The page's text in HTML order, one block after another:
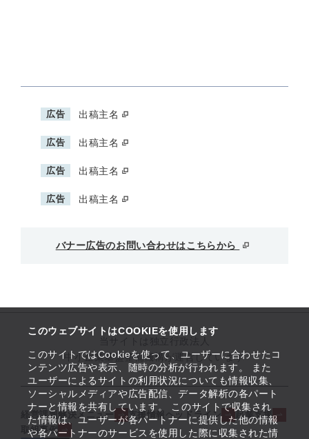
このウェブサイトはCOOKIEを使用します
このサイトではCookieを使って、ユーザーに合わせたコ
ンテンツ広告や表示、随時の分析が行われます。 また
ユーザーによるサイトの利用状況についても情報収集、
ソーシャルメディアや広告配信、データ解析の各パート
ナーと情報を共有しています。 このサイトで収集され
た情報は、ユーザーが各パートナーに提供した他の情報
や各パートナーのサービスを使用した際に収集された情
広告 出稿主名
広告 出稿主名
広告 出稿主名
広告 出稿主名
バナー広告のお問い合わせはこちらから
中小企業基盤整備機構が運営しています
経営課題解決メニュー 支援情報ヘッドライン
起業支援
取組事例